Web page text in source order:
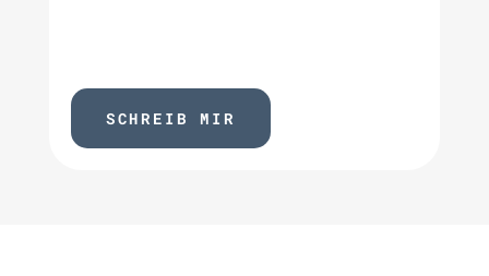
SCHREIB MIR